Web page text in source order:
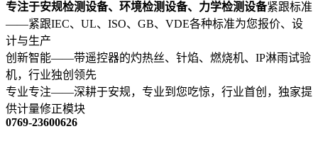
专注于安规检测设备、环境检测设备、力学检测设备紧跟标准
——紧跟IEC、UL、ISO、GB、VDE各种标准为您报价、设
计与生产
创新智能——带遥控器的灼热丝、针焰、燃烧机、IP淋雨试验
机，行业独创领先
专业专注——深耕于安规，专业到您吃惊，行业首创，独家提
供计量修正模块
0769-23600626